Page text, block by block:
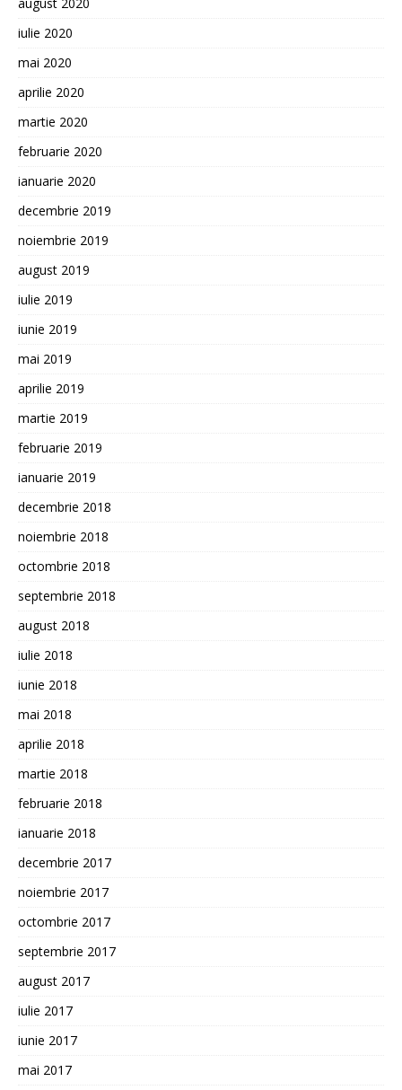
iulie 2020
mai 2020
aprilie 2020
martie 2020
februarie 2020
ianuarie 2020
decembrie 2019
noiembrie 2019
august 2019
iulie 2019
iunie 2019
mai 2019
aprilie 2019
martie 2019
februarie 2019
ianuarie 2019
decembrie 2018
noiembrie 2018
octombrie 2018
septembrie 2018
august 2018
iulie 2018
iunie 2018
mai 2018
aprilie 2018
martie 2018
februarie 2018
ianuarie 2018
decembrie 2017
noiembrie 2017
octombrie 2017
septembrie 2017
august 2017
iulie 2017
iunie 2017
mai 2017